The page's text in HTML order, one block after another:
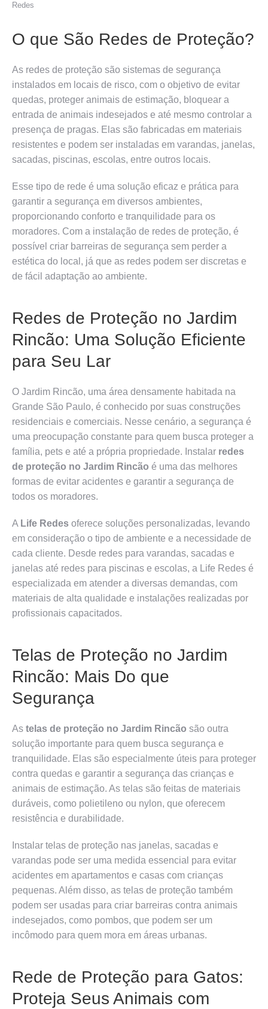
Redes
O que São Redes de Proteção?
As redes de proteção são sistemas de segurança
instalados em locais de risco, com o objetivo de evitar
quedas, proteger animais de estimação, bloquear a
entrada de animais indesejados e até mesmo controlar a
presença de pragas. Elas são fabricadas em materiais
resistentes e podem ser instaladas em varandas, janelas,
sacadas, piscinas, escolas, entre outros locais.
Esse tipo de rede é uma solução eficaz e prática para
garantir a segurança em diversos ambientes,
proporcionando conforto e tranquilidade para os
moradores. Com a instalação de redes de proteção, é
possível criar barreiras de segurança sem perder a
estética do local, já que as redes podem ser discretas e
de fácil adaptação ao ambiente.
Redes de Proteção no Jardim
Rincão: Uma Solução Eficiente
para Seu Lar
O Jardim Rincão, uma área densamente habitada na
Grande São Paulo, é conhecido por suas construções
residenciais e comerciais. Nesse cenário, a segurança é
uma preocupação constante para quem busca proteger a
família, pets e até a própria propriedade. Instalar redes
de proteção no Jardim Rincão é uma das melhores
formas de evitar acidentes e garantir a segurança de
todos os moradores.
A Life Redes oferece soluções personalizadas, levando
em consideração o tipo de ambiente e a necessidade de
cada cliente. Desde redes para varandas, sacadas e
janelas até redes para piscinas e escolas, a Life Redes é
especializada em atender a diversas demandas, com
materiais de alta qualidade e instalações realizadas por
profissionais capacitados.
Telas de Proteção no Jardim
Rincão: Mais Do que
Segurança
As telas de proteção no Jardim Rincão são outra
solução importante para quem busca segurança e
tranquilidade. Elas são especialmente úteis para proteger
contra quedas e garantir a segurança das crianças e
animais de estimação. As telas são feitas de materiais
duráveis, como polietileno ou nylon, que oferecem
resistência e durabilidade.
Instalar telas de proteção nas janelas, sacadas e
varandas pode ser uma medida essencial para evitar
acidentes em apartamentos e casas com crianças
pequenas. Além disso, as telas de proteção também
podem ser usadas para criar barreiras contra animais
indesejados, como pombos, que podem ser um
incômodo para quem mora em áreas urbanas.
Rede de Proteção para Gatos:
Proteja Seus Animais com